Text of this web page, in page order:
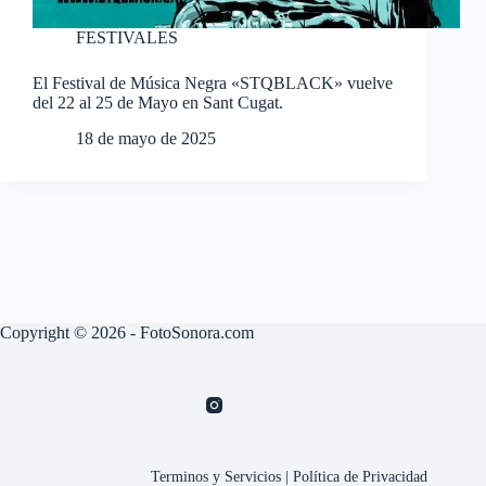
FESTIVALES
El Festival de Música Negra «STQBLACK» vuelve
del 22 al 25 de Mayo en Sant Cugat.
18 de mayo de 2025
Copyright © 2026 - FotoSonora.com
Terminos y Servicios |Política de Privacidad